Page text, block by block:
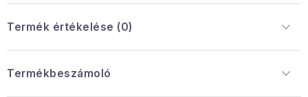
Termék értékelése (0)
Termékbeszámoló